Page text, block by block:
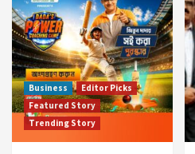
Business
Editor Picks
Featured Story
Trending Story